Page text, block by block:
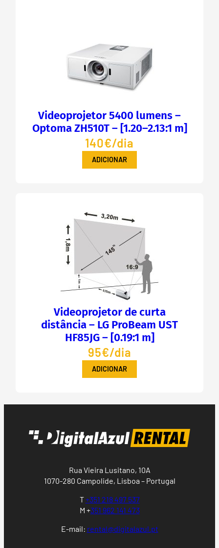
Videoprojetor 5400 lumens –
Optoma ZH510T – [1.20–2.13:1 m]
140€/dia
ADICIONAR
Videoprojetor de curta
distância – LG ProBeam UST
HF85JG – [0.19:1 m]
95€/dia
ADICIONAR
Rua Vieira Lusitano, 10A
1070-280 Campolide, Lisboa – Portugal
T+351 218 497 537
M +351 962 141 473
E-mail: rental@digitalazul.pt